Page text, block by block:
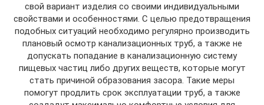
свой вариант изделия со своими индивидуальными
свойствами и особенностями. С целью предотвращения
подобных ситуаций необходимо регулярно производить
плановый осмотр канализационных труб, а также не
допускать попадание в канализационную систему
пищевых частиц либо других веществ, которые могут
стать причиной образования засора. Такие меры
помогут продлить срок эксплуатации труб, а также